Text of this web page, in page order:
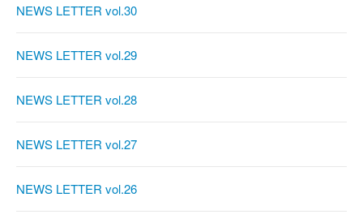
NEWS LETTER vol.30
NEWS LETTER vol.29
NEWS LETTER vol.28
NEWS LETTER vol.27
NEWS LETTER vol.26